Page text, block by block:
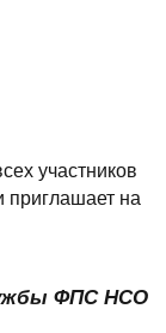
участников
приглашает на
ФПС НСО